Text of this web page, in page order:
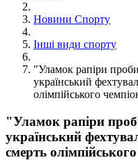
Новини Спорту
Інші види спорту
"Уламок рапіри
український
олімпійського
"Уламок рапіри
український
смерть